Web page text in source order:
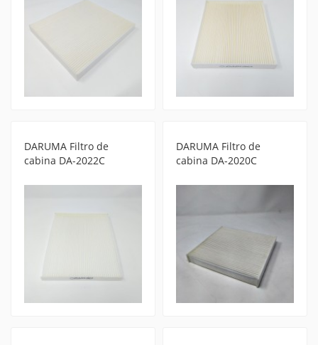
DARUMA Filtro de
cabina DA-2022C
DARUMA Filtro de
cabina DA-2020C